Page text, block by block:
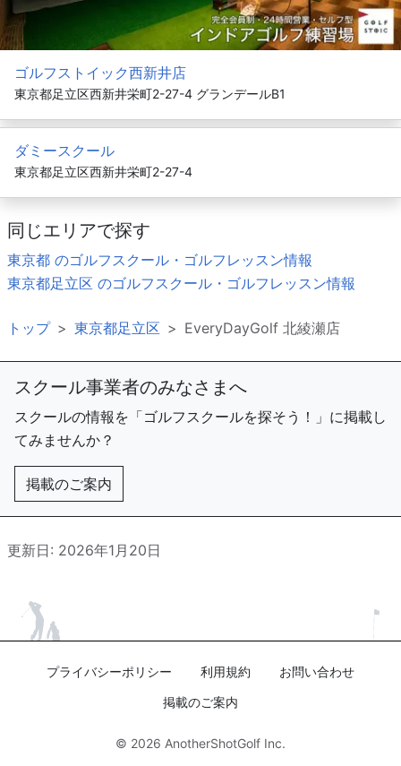
ゴルフストイック西新井店
東京都足立区西新井栄町2-27-4 グランデールB1
ダミースクール
東京都足立区西新井栄町2-27-4
同じエリアで探す
東京都 のゴルフスクール・ゴルフレッスン情報
東京都足立区 のゴルフスクール・ゴルフレッスン情報
トップ 東京都足立区 EveryDayGolf 北綾瀬店
スクール事業者のみなさまへ
スクールの情報を「ゴルフスクールを探そう！」に掲載し
てみませんか？
掲載のご案内
更新日: 2026年1月20日
プライバシーポリシー 利用規約
お問い合わせ
掲載のご案内
© 2026 AnotherShotGolf Inc.